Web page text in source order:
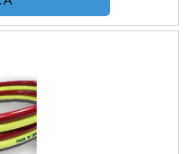
as exigências
buscam
e o mercado
de